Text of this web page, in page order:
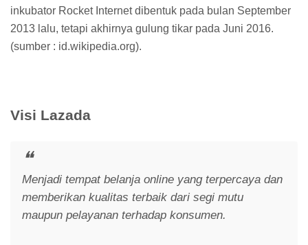
inkubator Rocket Internet dibentuk pada bulan September
2013 lalu, tetapi akhirnya gulung tikar pada Juni 2016.
(sumber : id.wikipedia.org).
Visi Lazada
Menjadi tempat belanja online yang terpercaya dan
memberikan kualitas terbaik dari segi mutu
maupun pelayanan terhadap konsumen.